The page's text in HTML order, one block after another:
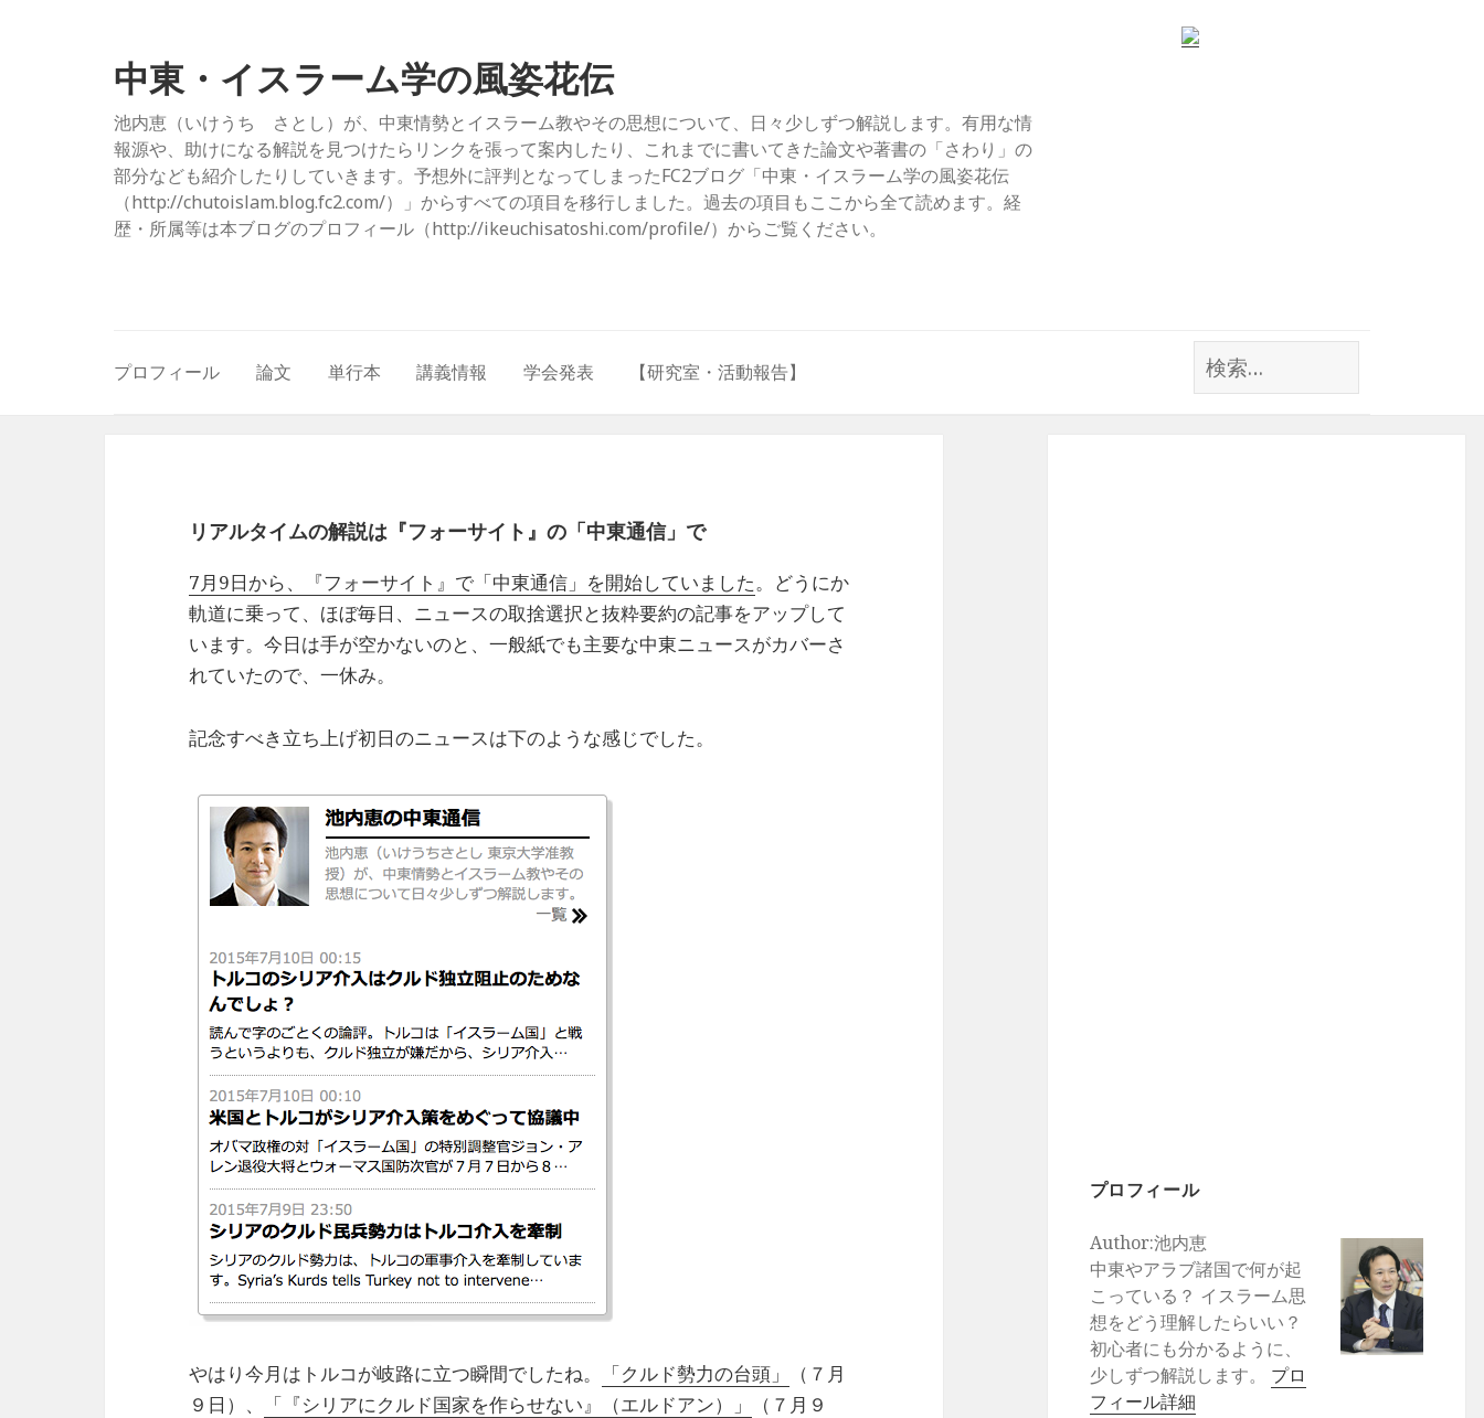
中東・イスラーム学の風姿花伝
池内恵（いけうち さとし）が、中東情勢とイスラーム教やその思想について、日々少しずつ解説します。有用な情
報源や、助けになる解説を見つけたらリンクを張って案内したり、これまでに書いてきた論文や著書の「さわり」の
部分なども紹介したりしていきます。予想外に評判となってしまったFC2ブログ「中東・イスラーム学の風姿花伝
（http://chutoislam.blog.fc2.com/）」からすべての項目を移行しました。過去の項目もここから全て読めます。経
歴・所属等は本ブログのプロフィール（http://ikeuchisatoshi.com/profile/）からご覧ください。
検
索:
プロフィール 論文 単行本 講義情報 学会発表 【研究室・活動報告】
プロフィール
Author:池内恵
中東やアラブ諸国で何が起
こっている？ イスラーム思
想をどう理解したらいい？
初心者にも分かるように、
少しずつ解説します。 プロ
フィール詳細
リアルタイムの解説は『フォーサイト』の「中東通信」で
7月9日から、『フォーサイト』で「中東通信」を開始していました。どうにか
軌道に乗って、ほぼ毎日、ニュースの取捨選択と抜粋要約の記事をアップして
います。今日は手が空かないのと、一般紙でも主要な中東ニュースがカバーさ
れていたので、一休み。
記念すべき立ち上げ初日のニュースは下のような感じでした。
やはり今月はトルコが岐路に立つ瞬間でしたね。 「クルド勢力の台頭」
（７月
９日）、
「『シリアにクルド国家を作らせない』（エルドアン）」
（７月９